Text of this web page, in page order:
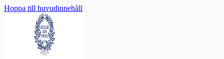
Hoppa till huvudinnehåll